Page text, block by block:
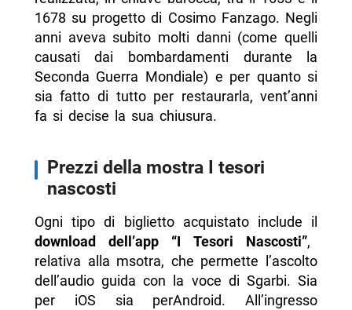
1678 su progetto di Cosimo Fanzago. Negli
anni aveva subito molti danni (come quelli
causati dai bombardamenti durante la
Seconda Guerra Mondiale) e per quanto si
sia fatto di tutto per restaurarla, vent’anni
fa si decise la sua chiusura.
Prezzi della mostra I tesori
nascosti
Ogni tipo di biglietto acquistato include il
download dell’app “I Tesori Nascosti”,
relativa alla msotra, che permette l’ascolto
dell’audio guida con la voce di Sgarbi. Sia
per iOS sia perAndroid. All’ingresso